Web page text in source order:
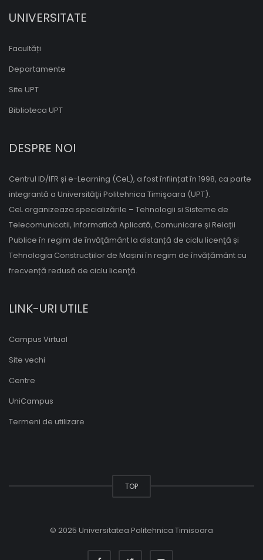
UNIVERSITATE
Facultăți
Departamente
Site UPT
Biblioteca UPT
DESPRE NOI
Centrul ID/IFR și e-Learning (CeL), a fost înființat în 1998, ca parte
integrantă a Universităţii Politehnica Timişoara (UPT).
CeL organizeaza specializările – Tehnologii si Sisteme de
Telecomunicatii, Informatică Aplicată, Comunicare și Relații
Publice în regim de învăţământ la distanță de ciclu licenţă și
Tehnologia Construcțiilor de Mașini în regim de învățământ cu
frecvență redusă de ciclu licenţă.
LINK-URI UTILE
Campus Virtual
Site vechi
Centre
UniCampus
Termeni de utilizare
TOP
© 2025 Universitatea Politehnica Timisoara